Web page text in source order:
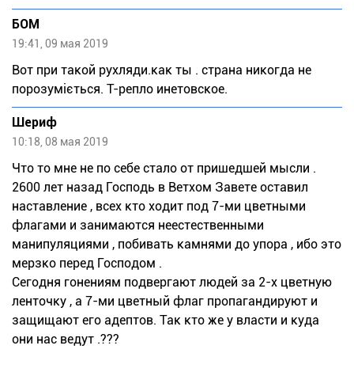
БОМ
19:41, 09 мая 2019
Вот при такой рухляди.как ты . страна никогда не
порозуміється. Т-репло инетовское.
Шериф
10:18, 08 мая 2019
Что то мне не по себе стало от пришедшей мысли .
2600 лет назад Господь в Ветхом Завете оставил
наставление , всех кто ходит под 7-ми цветными
флагами и занимаются неестественными
манипуляциями , побивать камнями до упора , ибо это
мерзко перед Господом .
Сегодня гонениям подвергают людей за 2-х цветную
ленточку , а 7-ми цветный флаг пропагандируют и
защищают его адептов. Так кто же у власти и куда
они нас ведут .???